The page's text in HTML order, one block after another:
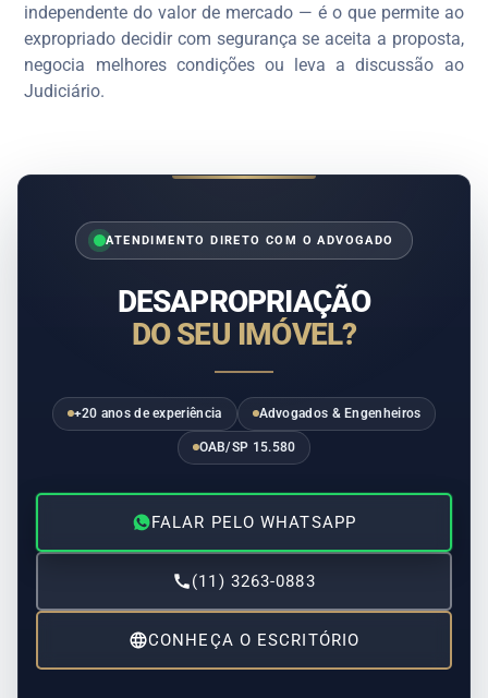
independente do valor de mercado — é o que permite ao
expropriado decidir com segurança se aceita a proposta,
negocia melhores condições ou leva a discussão ao
Judiciário.
ATENDIMENTO DIRETO COM O ADVOGADO
DESAPROPRIAÇÃO
DO SEU IMÓVEL?
+20 anos de experiência Advogados & Engenheiros
OAB/SP 15.580
FALAR PELO WHATSAPP
(11) 3263-0883
CONHEÇA O ESCRITÓRIO